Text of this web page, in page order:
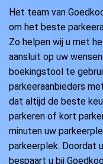
Het team van
om het beste
Zo helpen wij u met
aansluit op uw
boekingstool te
parkeeraanbieders
dat altijd de beste
parkeren of kort
minuten uw
parkeerplek. Doordat
bespaart u bij